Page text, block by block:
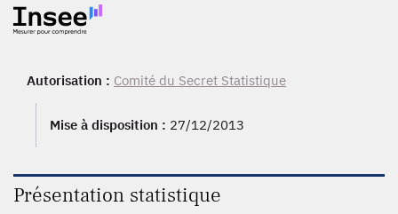
Autorisation : Comité du Secret Statistique
Mise à disposition : 27/12/2013
Présentation statistique